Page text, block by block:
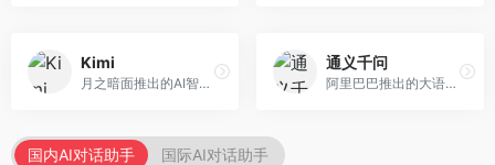
Kimi
月之暗面推出的AI智能助手，核心优势在于超长文本处理能力，支持20万字以上文档分析。面向学术研究者、职场人士和内容创作者，提供文档解读、PPT生成、联网搜索等综合服务。
通义千问
阿里巴巴推出的大语言模型平台，提供对话问答、文档处理、图像理解、代码编写等全方位AI服务。面向企业用户和个人开发者，集成阿里云生态，支持多模态交互，企业级安全保障。
国内AI对话助手 国际AI对话助手